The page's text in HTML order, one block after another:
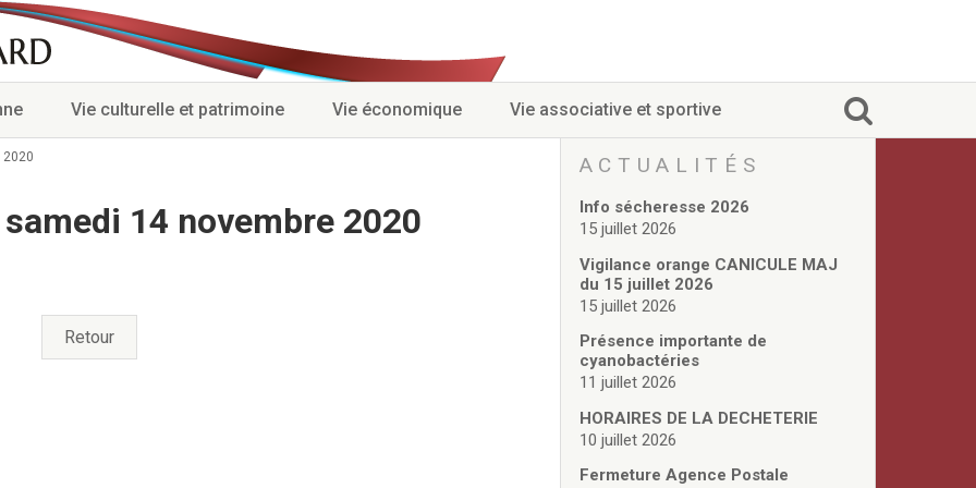
Vie culturelle et patrimoine Vie économique Vie associative et sportive
2020
14 novembre 2020
Retour
ACTUALITÉS
Info sécheresse 2026
15 juillet 2026
Vigilance orange CANICULE MAJ
du 15 juillet 2026
15 juillet 2026
Présence importante de
cyanobactéries
11 juillet 2026
HORAIRES DE LA DECHETERIE
10 juillet 2026
Fermeture Agence Postale